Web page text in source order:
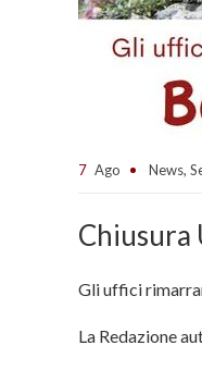
7 Ago News,
Chiusura
Gli uffici
La Redazione